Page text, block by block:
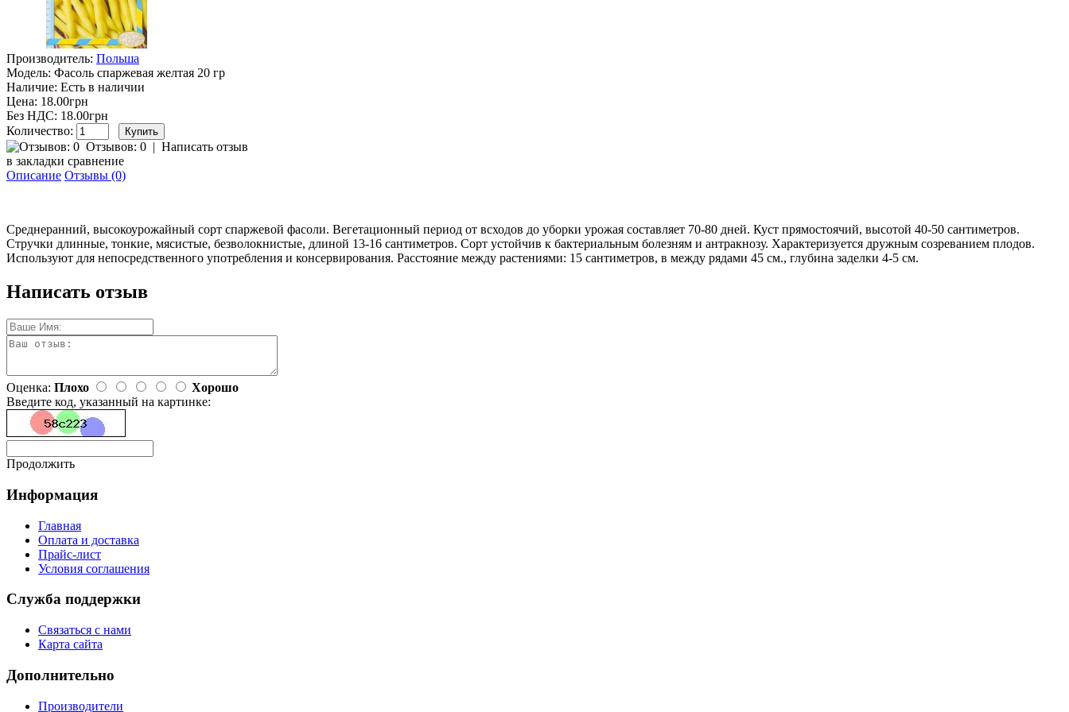
Производитель: Польша
Модель: Фасоль спаржевая желтая 20 гр
Наличие: Есть в наличии
Цена: 18.00грн
Без НДС: 18.00грн
Количество:
Отзывов: 0 | Написать отзыв
в закладки сравнение
Описание Отзывы (0)
Среднеранний, высокоурожайный сорт спаржевой фасоли. Вегетационный период от всходов до уборки урожая составляет 70-80 дней. Куст прямостоячий, высотой 40-50 сантиметров.
Стручки длинные, тонкие, мясистые, безволокнистые, длиной 13-16 сантиметров. Сорт устойчив к бактериальным болезням и антракнозу. Характеризуется дружным созреванием плодов.
Используют для непосредственного употребления и консервирования. Расстояние между растениями: 15 сантиметров, в между рядами 45 см., глубина заделки 4-5 см.
Написать отзыв
Оценка: Плохо
Хорошо
Введите код, указанный на картинке:
Продолжить
Информация
Главная
Оплата и доставка
Прайс-лист
Условия соглашения
Служба поддержки
Связаться с нами
Карта сайта
Дополнительно
Производители